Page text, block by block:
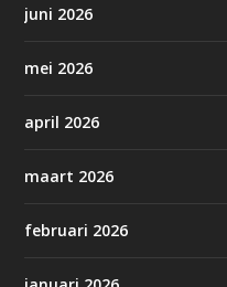
juni 2026
mei 2026
april 2026
maart 2026
februari 2026